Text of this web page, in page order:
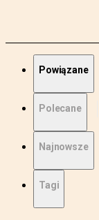
Powiązane
Polecane
Najnowsze
Tagi